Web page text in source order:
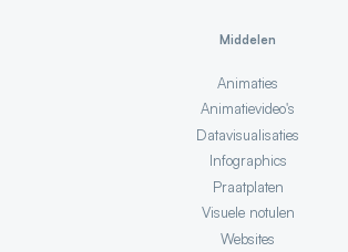
Middelen
Animaties
Animatievideo's
Datavisualisaties
Infographics
Praatplaten
Visuele notulen
Websites